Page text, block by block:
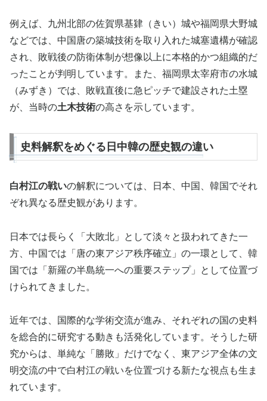
例えば、九州北部の佐賀県基肄（きい）城や福岡県大野城
などでは、中国唐の築城技術を取り入れた城塞遺構が確認
され、敗戦後の防衛体制が想像以上に本格的かつ組織的だ
ったことが判明しています。また、福岡県太宰府市の水城
（みずき）では、敗戦直後に急ピッチで建設された土塁
が、当時の土木技術の高さを示しています。
史料解釈をめぐる日中韓の歴史観の違い
白村江の戦いの解釈については、日本、中国、韓国でそれ
ぞれ異なる歴史観があります。
日本では長らく「大敗北」として淡々と扱われてきた一
方、中国では「唐の東アジア秩序確立」の一環として、韓
国では「新羅の半島統一への重要ステップ」として位置づ
けられてきました。
近年では、国際的な学術交流が進み、それぞれの国の史料
を総合的に研究する動きも活発化しています。そうした研
究からは、単純な「勝敗」だけでなく、東アジア全体の文
明交流の中で白村江の戦いを位置づける新たな視点も生ま
れています。